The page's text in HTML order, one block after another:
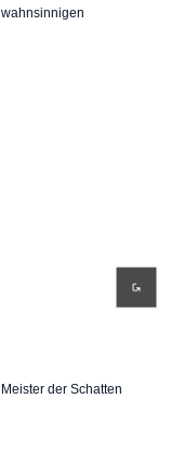
der Schatten